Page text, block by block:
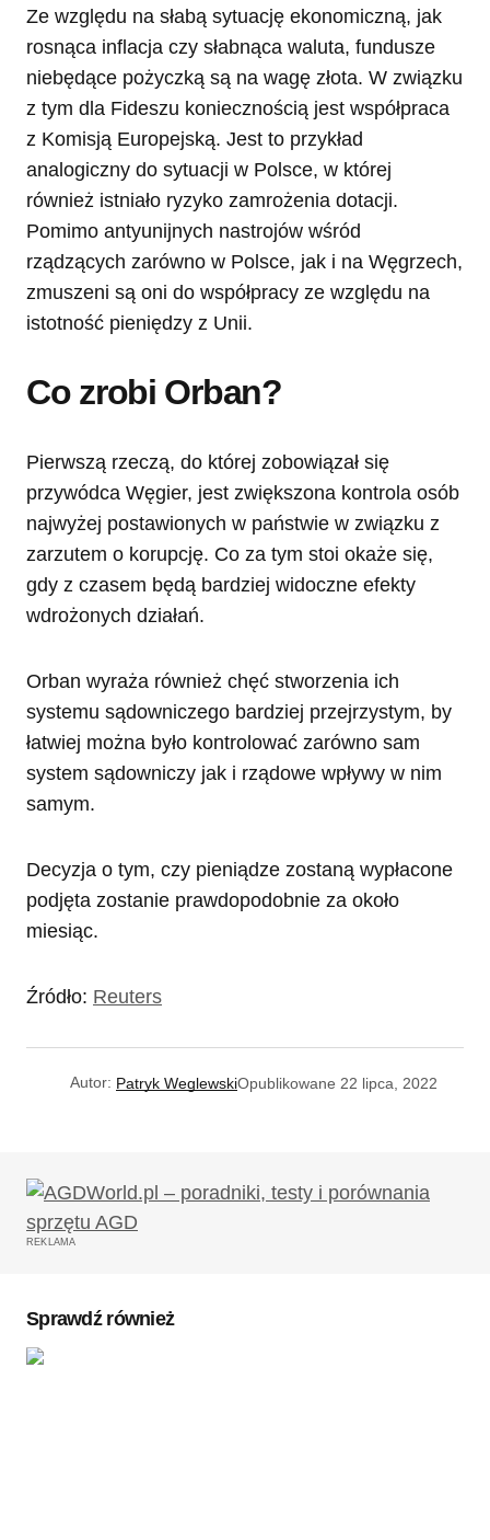
Ze względu na słabą sytuację ekonomiczną, jak
rosnąca inflacja czy słabnąca waluta, fundusze
niebędące pożyczką są na wagę złota. W związku
z tym dla Fideszu koniecznością jest współpraca
z Komisją Europejską. Jest to przykład
analogiczny do sytuacji w Polsce, w której
również istniało ryzyko zamrożenia dotacji.
Pomimo antyunijnych nastrojów wśród
rządzących zarówno w Polsce, jak i na Węgrzech,
zmuszeni są oni do współpracy ze względu na
istotność pieniędzy z Unii.
Co zrobi Orban?
Pierwszą rzeczą, do której zobowiązał się
przywódca Węgier, jest zwiększona kontrola osób
najwyżej postawionych w państwie w związku z
zarzutem o korupcję. Co za tym stoi okaże się,
gdy z czasem będą bardziej widoczne efekty
wdrożonych działań.
Orban wyraża również chęć stworzenia ich
systemu sądowniczego bardziej przejrzystym, by
łatwiej można było kontrolować zarówno sam
system sądowniczy jak i rządowe wpływy w nim
samym.
Decyzja o tym, czy pieniądze zostaną wypłacone
podjęta zostanie prawdopodobnie za około
miesiąc.
Źródło: Reuters
Autor: Patryk WeglewskiOpublikowane 22 lipca, 2022
REKLAMA
Sprawdź również